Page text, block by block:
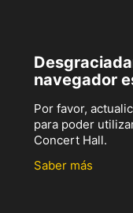
navegador
Por favor,
para poder
Concert Hall.
Saber más